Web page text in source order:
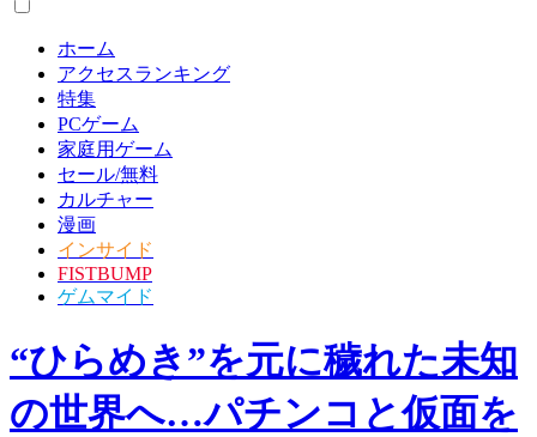
ホーム
アクセスランキング
特集
PCゲーム
家庭用ゲーム
セール/無料
カルチャー
漫画
インサイド
FISTBUMP
ゲムマイド
“ひらめき”を元に穢れた未知
の世界へ…パチンコと仮面を